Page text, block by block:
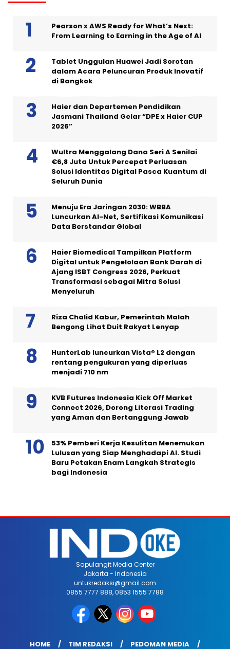
Pearson x AWS Ready for What’s Next:
From Learning to Earning in the Age of AI
Tablet Unggulan Huawei Jadi Sorotan
dalam Acara Peluncuran Produk Inovatif
di Bangkok
Haier dan Departemen Pendidikan
Jasmani Thailand Gelar “DPE x Haier CUP
2026”
Wultra Menggalang Dana Seri A Senilai
€6,8 Juta Untuk Percepat Perluasan
Solusi Identitas Digital Pasca Kuantum di
Seluruh Dunia
Menuju Era Jaringan 2030: WBBA
Luncurkan AI-Net, Sertifikasi Komunikasi
Data Berstandar Global
Haier Biomedical Tampilkan Platform
Digital untuk Pengelolaan Bank Darah di
Ajang ISBT Congress 2026, Perkuat
Transformasi sebagai Mitra Solusi
Menyeluruh
Riza Chalid Kabur, Pemerintah Malah
Bengong Lihat Duit Rakyat Lenyap
HunterLab luncurkan Vista® L2 dengan
rentang pengukuran yang diperluas
menjadi 710 nm
KVB Futures Indonesia Kick Off Market
Connect 2026, Dorong Literasi Trading
yang Aman dan Bertanggung Jawab
53% Pemberi Kerja Kesulitan Menemukan
Lulusan yang Siap Menghadapi AI. Studi
Baru Petakan Enam Langkah Strategis
bagi Indonesia
Sapulangit Media Center
Jakarta - Indonesia
untukredaksi@gmail.com
0855 7777 888, 0853 1555 7788
HOME TIM REDAKSI PEDOMAN MEDIA